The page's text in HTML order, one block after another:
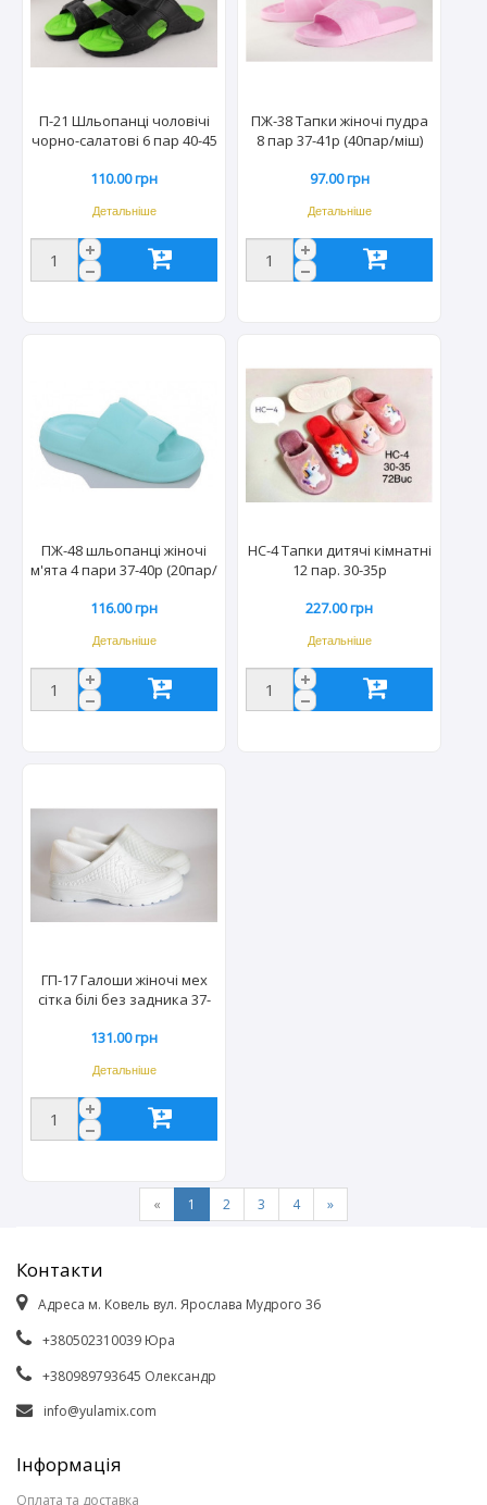
П-21 Шльопанці чоловічі
чорно-салатові 6 пар 40-45
110.00 грн
Детальніше
ПЖ-38 Тапки жіночі пудра
8 пар 37-41р (40пар/міш)
97.00 грн
Детальніше
ПЖ-48 шльопанці жіночі
м'ята 4 пари 37-40р (20пар/
116.00 грн
Детальніше
НС-4 Тапки дитячі кімнатні
12 пар. 30-35р
227.00 грн
Детальніше
ГП-17 Галоши жіночі мех
сітка білі без задника 37-
131.00 грн
Детальніше
« 1 2 3 4 »
Контакти
Адреса м. Ковель вул. Ярослава Мудрого 36
+380502310039 Юра
+380989793645 Олександр
info@yulamix.com
Інформація
Оплата та доставка